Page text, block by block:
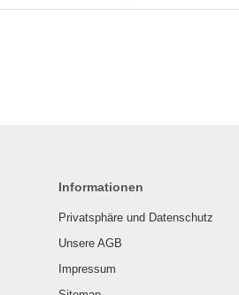
Informationen
Privatsphäre und Datenschutz
Unsere AGB
Impressum